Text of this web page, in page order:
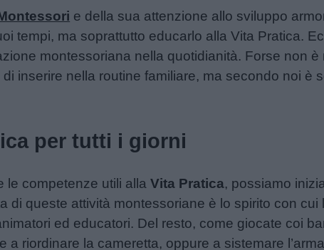
e della sua attenzione allo sviluppo
tempi, ma soprattutto educarlo alla Vita Pratica.
montessoriana nella quotidianità. Forse non
inserire nella routine familiare, ma secondo noi è
per tutti i giorni
le competenze utili allaVita Pratica, possiamo
di queste attività montessoriane è lo spirito con
ed educatori. Del resto, come giocate coi
a riordinare la cameretta, oppure a sistemare